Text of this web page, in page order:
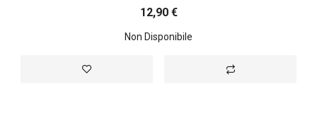
12,90 €
Non Disponibile
Aggiungi alla lista desideri Aggiungi al